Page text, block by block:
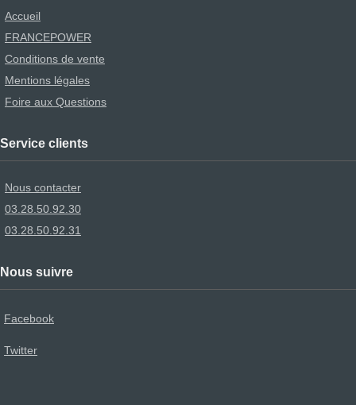
Accueil
FRANCEPOWER
Conditions de vente
Mentions légales
Foire aux Questions
Service clients
Nous contacter
03.28.50.92.30
03.28.50.92.31
Nous suivre
Facebook
Twitter